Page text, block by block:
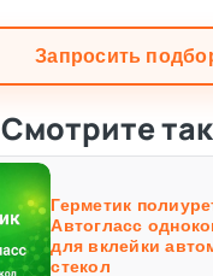
Запросить
Смотрите
Герметик
Автогласс
для вклейки
стекол